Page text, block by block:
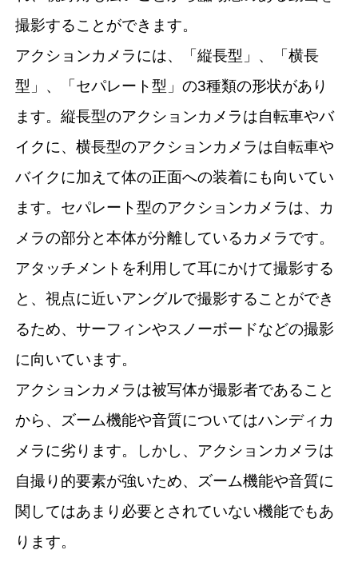
撮影することができます。
アクションカメラには、「縦長型」、「横長
型」、「セパレート型」の3種類の形状があり
ます。縦長型のアクションカメラは自転車やバ
イクに、横長型のアクションカメラは自転車や
バイクに加えて体の正面への装着にも向いてい
ます。セパレート型のアクションカメラは、カ
メラの部分と本体が分離しているカメラです。
アタッチメントを利用して耳にかけて撮影する
と、視点に近いアングルで撮影することができ
るため、サーフィンやスノーボードなどの撮影
に向いています。
アクションカメラは被写体が撮影者であること
から、ズーム機能や音質についてはハンディカ
メラに劣ります。しかし、アクションカメラは
自撮り的要素が強いため、ズーム機能や音質に
関してはあまり必要とされていない機能でもあ
ります。